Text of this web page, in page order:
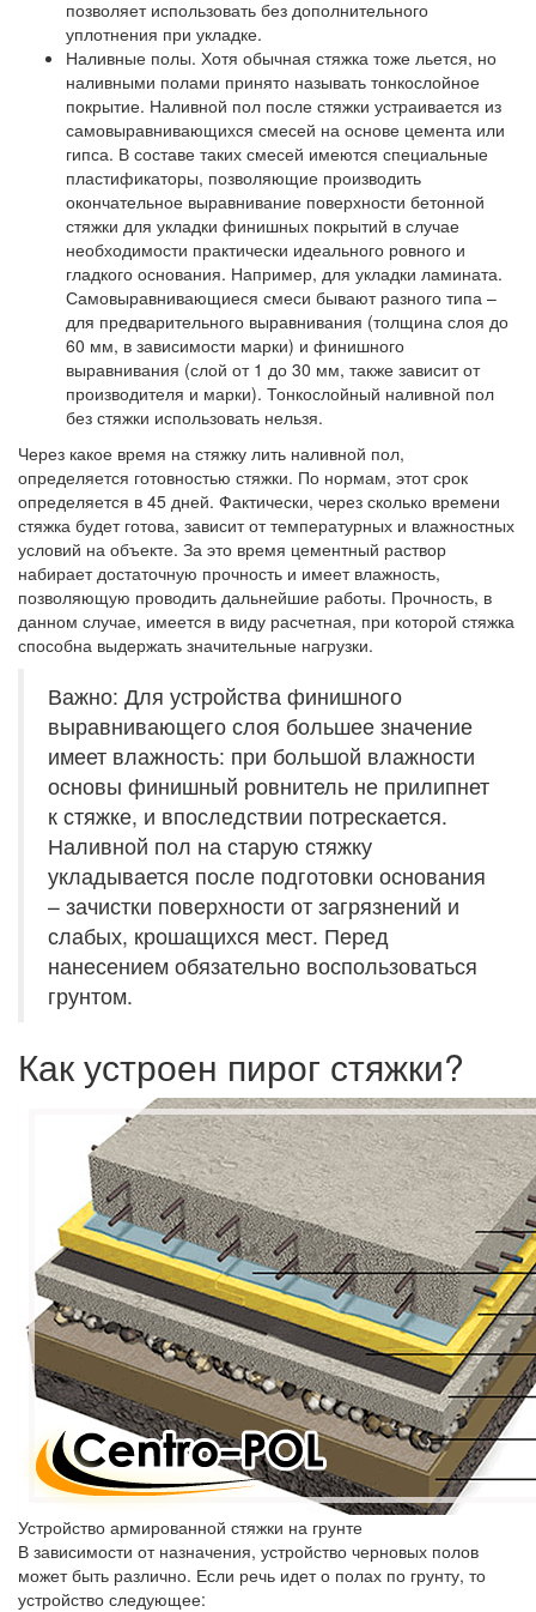
позволяет использовать без дополнительного
уплотнения при укладке.
Наливные полы. Хотя обычная стяжка тоже льется, но
наливными полами принято называть тонкослойное
покрытие. Наливной пол после стяжки устраивается из
самовыравнивающихся смесей на основе цемента или
гипса. В составе таких смесей имеются специальные
пластификаторы, позволяющие производить
окончательное выравнивание поверхности бетонной
стяжки для укладки финишных покрытий в случае
необходимости практически идеального ровного и
гладкого основания. Например, для укладки ламината.
Самовыравнивающиеся смеси бывают разного типа –
для предварительного выравнивания (толщина слоя до
60 мм, в зависимости марки) и финишного
выравнивания (слой от 1 до 30 мм, также зависит от
производителя и марки). Тонкослойный наливной пол
без стяжки использовать нельзя.
Через какое время на стяжку лить наливной пол,
определяется готовностью стяжки. По нормам, этот срок
определяется в 45 дней. Фактически, через сколько времени
стяжка будет готова, зависит от температурных и влажностных
условий на объекте. За это время цементный раствор
набирает достаточную прочность и имеет влажность,
позволяющую проводить дальнейшие работы. Прочность, в
данном случае, имеется в виду расчетная, при которой стяжка
способна выдержать значительные нагрузки.
Важно: Для устройства финишного
выравнивающего слоя большее значение
имеет влажность: при большой влажности
основы финишный ровнитель не прилипнет
к стяжке, и впоследствии потрескается.
Наливной пол на старую стяжку
укладывается после подготовки основания
– зачистки поверхности от загрязнений и
слабых, крошащихся мест. Перед
нанесением обязательно воспользоваться
грунтом.
Как устроен пирог стяжки?
Устройство армированной стяжки на грунте
В зависимости от назначения, устройство черновых полов
может быть различно. Если речь идет о полах по грунту, то
устройство следующее: